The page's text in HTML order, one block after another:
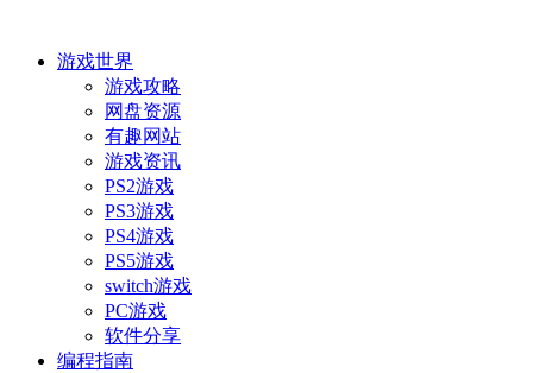
游戏世界
游戏攻略
网盘资源
有趣网站
游戏资讯
PS2游戏
PS3游戏
PS4游戏
PS5游戏
switch游戏
PC游戏
软件分享
编程指南